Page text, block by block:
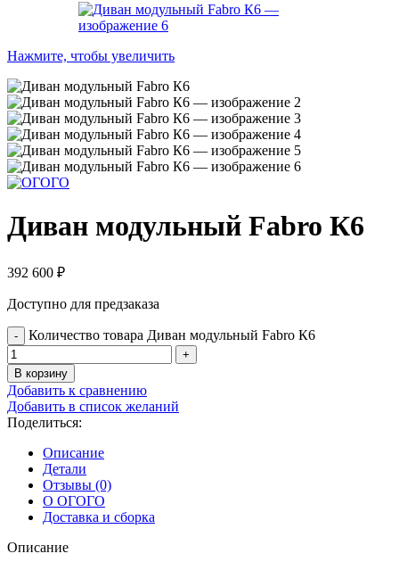
Нажмите, чтобы увеличить
Диван модульный Fabro К6
392 600 ₽
Доступно для предзаказа
Количество товара Диван модульный Fabro К6
В корзину
Добавить к сравнению
Добавить в список желаний
Поделиться:
Описание
Детали
Отзывы (0)
О ОГОГО
Доставка и сборка
Описание